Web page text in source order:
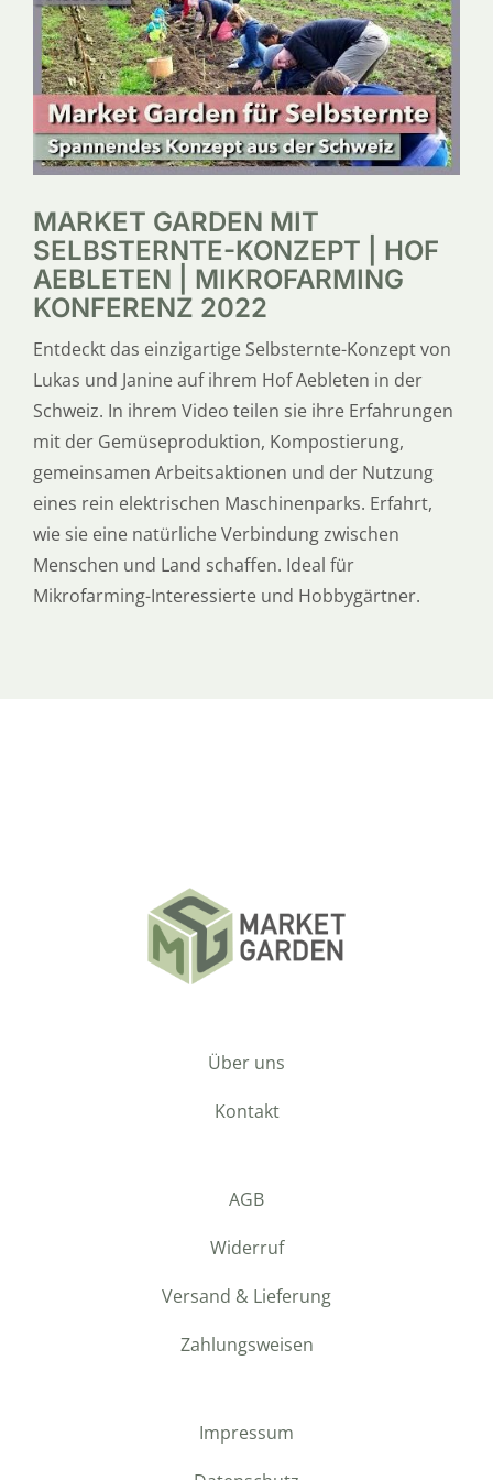
SERVICE
ÜBER UNS
MARKET GARDEN MIT
SELBSTERNTE-KONZEPT | HOF
AEBLETEN | MIKROFARMING
KONFERENZ 2022
Entdeckt das einzigartige Selbsternte-Konzept von
Lukas und Janine auf ihrem Hof Aebleten in der
Schweiz. In ihrem Video teilen sie ihre Erfahrungen
mit der Gemüseproduktion, Kompostierung,
gemeinsamen Arbeitsaktionen und der Nutzung
eines rein elektrischen Maschinenparks. Erfahrt,
wie sie eine natürliche Verbindung zwischen
Menschen und Land schaffen. Ideal für
Mikrofarming-Interessierte und Hobbygärtner.
Über uns
Kontakt
AGB
Widerruf
Versand & Lieferung
Zahlungsweisen
Impressum